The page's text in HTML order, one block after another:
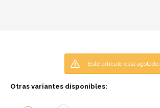
Este artículo está agotado.
Otras variantes disponibles: